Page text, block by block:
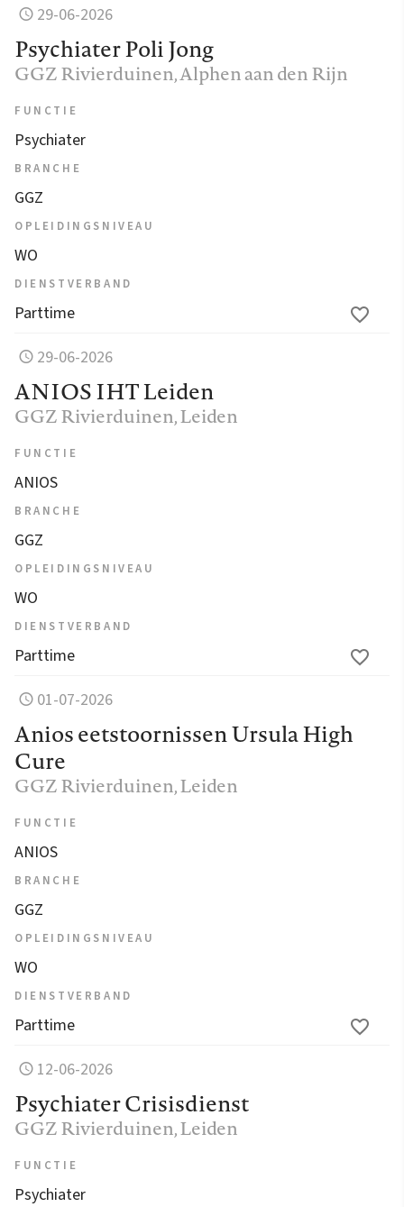
29-06-2026
Psychiater Poli Jong
GGZ Rivierduinen, Alphen aan den Rijn
FUNCTIE
Psychiater
BRANCHE
GGZ
OPLEIDINGSNIVEAU
WO
DIENSTVERBAND
Parttime
29-06-2026
ANIOS IHT Leiden
GGZ Rivierduinen, Leiden
FUNCTIE
ANIOS
BRANCHE
GGZ
OPLEIDINGSNIVEAU
WO
DIENSTVERBAND
Parttime
01-07-2026
Anios eetstoornissen Ursula High
Cure
GGZ Rivierduinen, Leiden
FUNCTIE
ANIOS
BRANCHE
GGZ
OPLEIDINGSNIVEAU
WO
DIENSTVERBAND
Parttime
12-06-2026
Psychiater Crisisdienst
GGZ Rivierduinen, Leiden
FUNCTIE
Psychiater